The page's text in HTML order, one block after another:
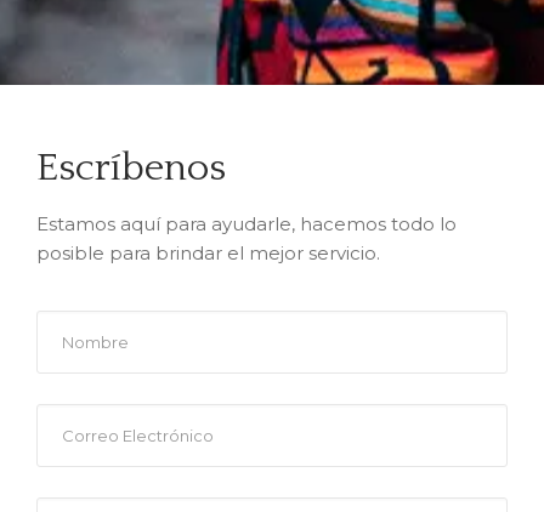
Escríbenos
Estamos aquí para ayudarle, hacemos todo lo
posible para brindar el mejor servicio.